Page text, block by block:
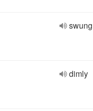
swung
dimly